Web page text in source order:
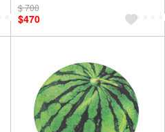
$ 700
$470